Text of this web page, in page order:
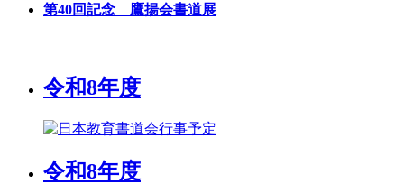
第40回記念 鷹揚会書道展
令和8年度
令和8年度